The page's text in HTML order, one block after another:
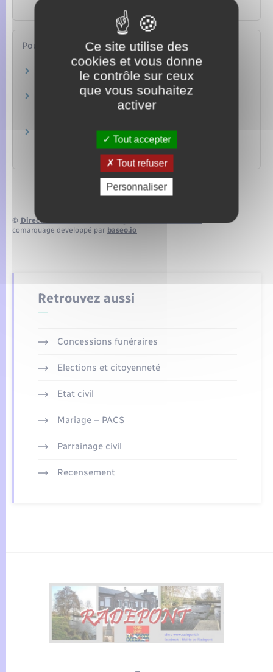
Pour en savoir plus
Site des impôts
Ministère chargé des finances
Brochure pratique 2022 – Déclaration des
Impôt sur le revenu : dépliants d'information
Ministère chargé des finances
© Direction de l’information légale et administrative
comarquage developpé par baseo.io
Retrouvez aussi
Concessions funéraires
Elections et citoyenneté
Etat civil
Mariage – PACS
Parrainage civil
Recensement
Ce site utilise des
cookies et vous donne
le contrôle sur ceux
que vous souhaitez
activer
Tout accepter
Tout refuser
Personnaliser